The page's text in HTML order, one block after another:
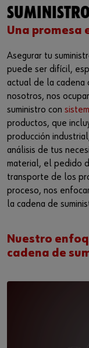
¿Le gustaría ser
Regístrese aquí en
funciones de la
Ventas solo
Integración de
Industrias
Asesoria
Piezas especiales
Noticias
Descarga
Contacto
Una promesa
Asegurar tu
puede ser difícil,
actual de la cadena
nosotros, nos
suministro con
productos, que
producción
análisis de tus
material, el pedido
transporte de los
proceso, nos
la cadena de
Nuestro
cadena de